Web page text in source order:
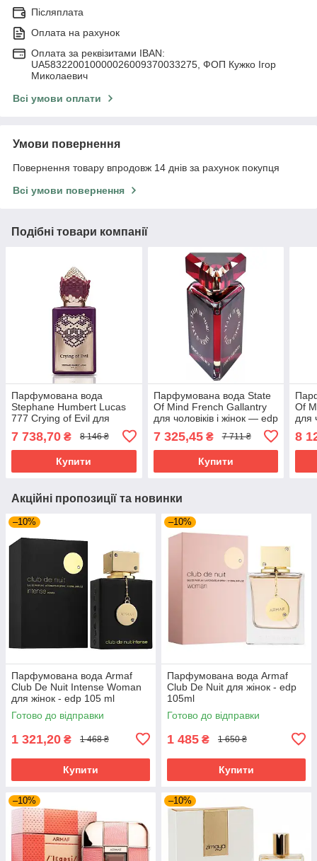
Післяплата
Оплата на рахунок
Оплата за реквізитами IBAN:
UA583220010000026009370033275, ФОП Кужко Ігор
Миколаевич
Всі умови оплати
Умови повернення
Повернення товару впродовж 14 днів за рахунок покупця
Всі умови повернення
Подібні товари компанії
Парфумована вода
Stephane Humbert Lucas
777 Crying of Evil для
чоловіків і жінок — edp 50
ml tester
7 738,70 ₴ 8 146 ₴
Купити
Парфумована вода State
Of Mind French Gallantry
для чоловіків і жінок — edp
7 325,45₴ 7 711 ₴
Купити
Of
для
8
Акційні пропозиції та новинки
–10%
Парфумована вода Armaf
Club De Nuit Intense Woman
для жінок - edp 105 ml
Готово до відправки
1 321,20 ₴ 1 468 ₴
Купити
–10%
Парфумована вода Armaf
Club De Nuit для жінок - edp
105ml
Готово до відправки
1 485 ₴ 1 650 ₴
Купити
–10% –10%